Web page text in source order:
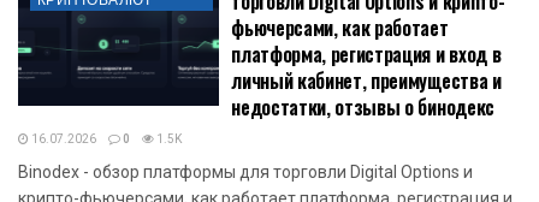
фьючерсами, как работает
платформа, регистрация и вход в
личный кабинет, преимущества и
недостатки, отзывы о бинодекс
16.07.2026 0 1.5K
Binodex - обзор платформы для торговли Digital Options и